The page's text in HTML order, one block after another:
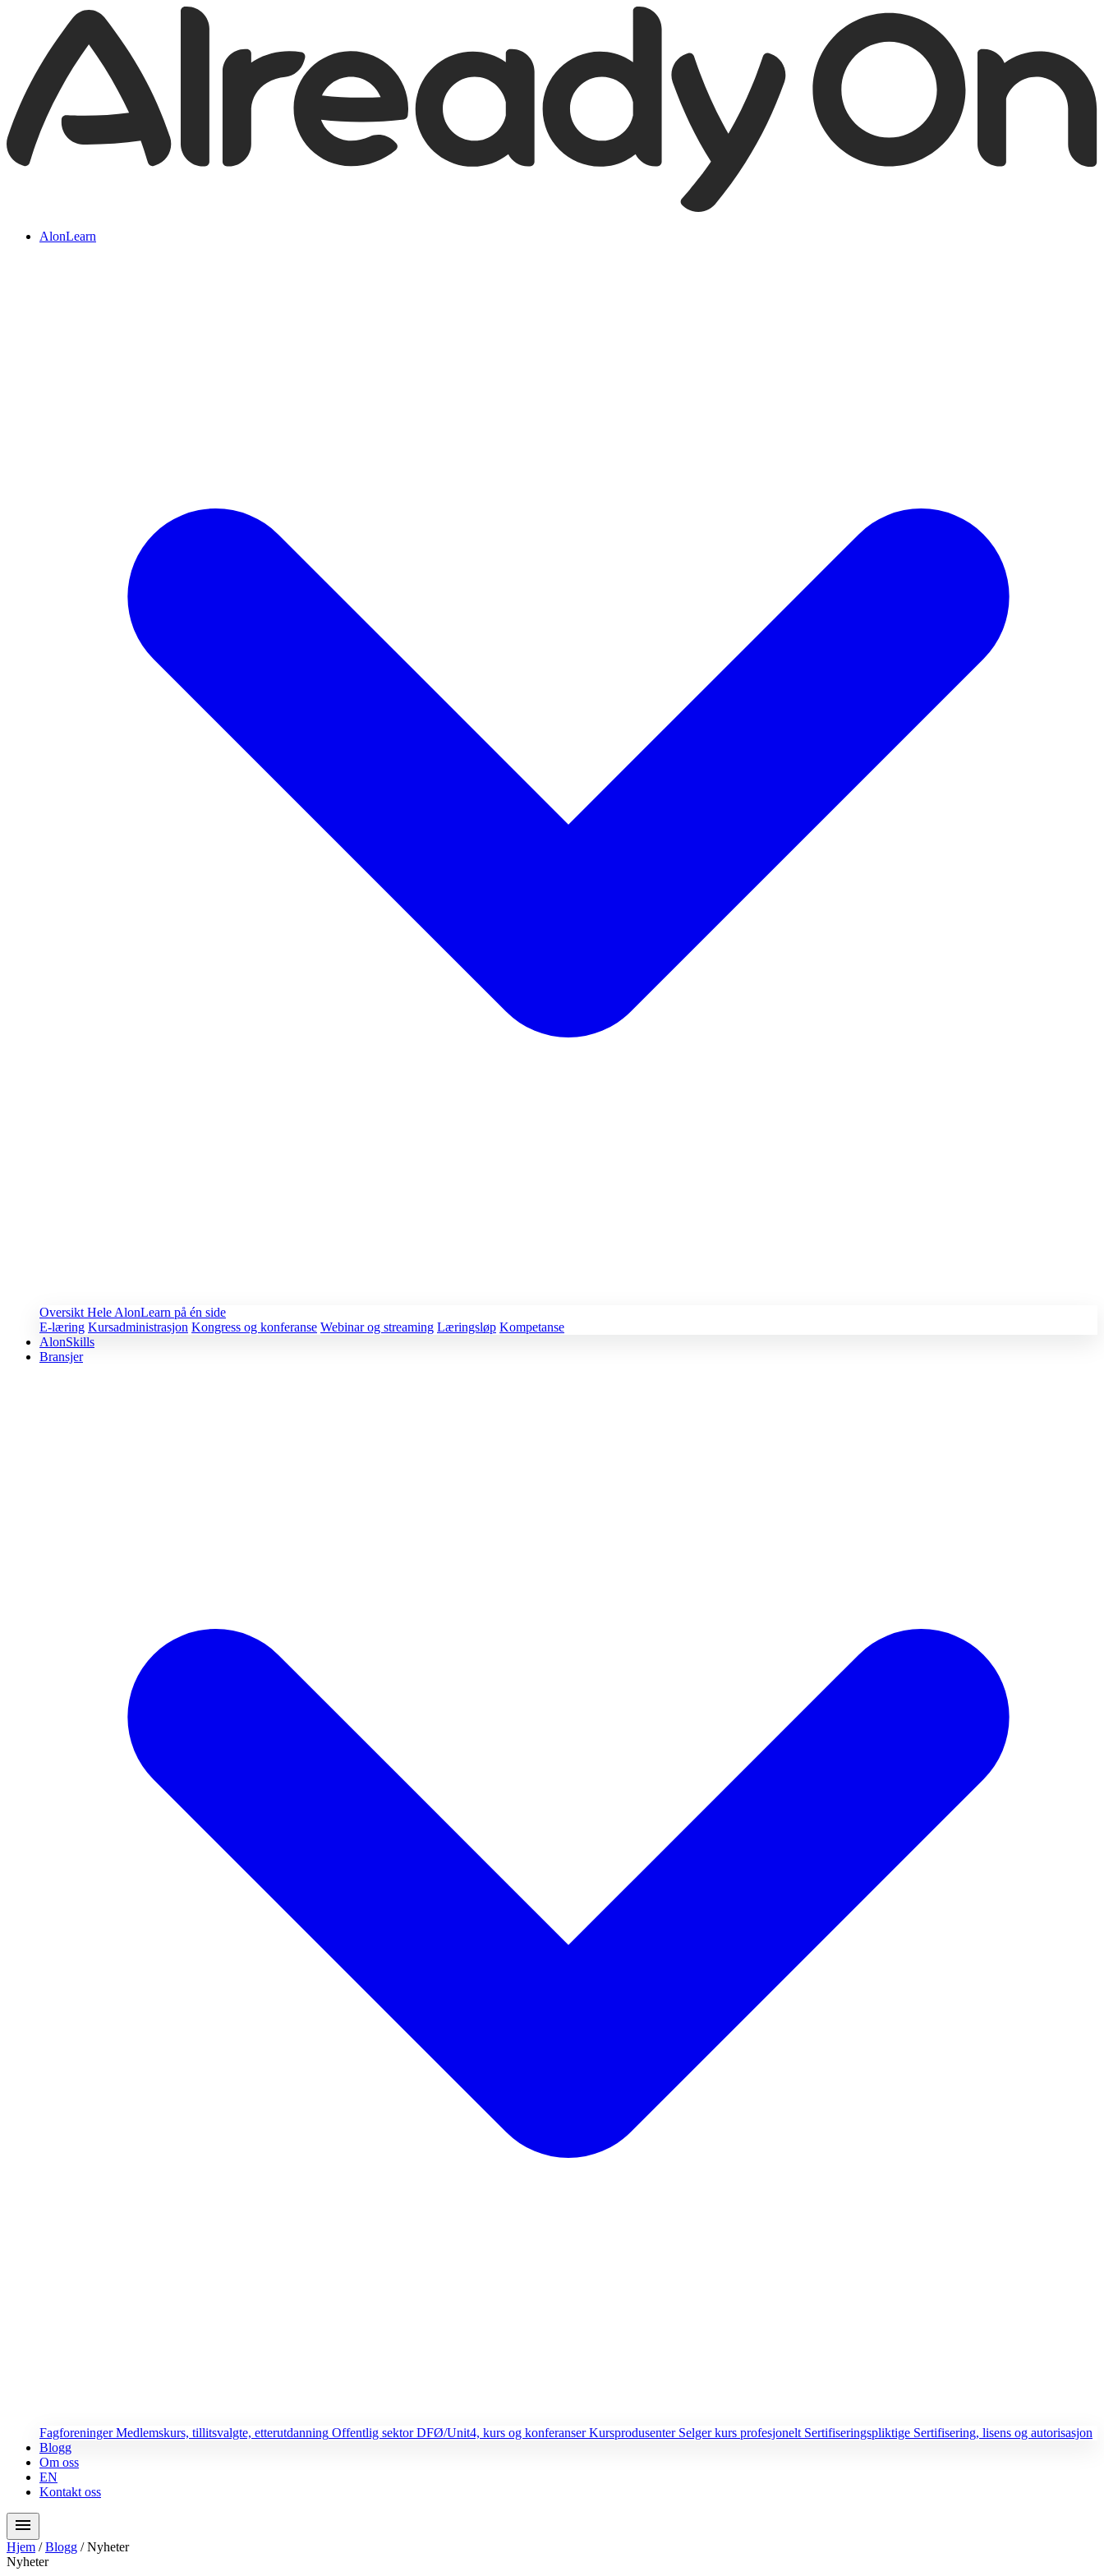
AlonLearn
Oversikt Hele AlonLearn på én side
E-læring Kursadministrasjon Kongress og konferanse Webinar og streaming Læringsløp Kompetanse
AlonSkills
Bransjer
FagforeningerMedlemskurs, tillitsvalgte, etterutdanning Offentlig sektorDFØ/Unit4, kurs og konferanser Kursprodusenter Selger kurs profesjonelt Sertifiseringspliktige Sertifisering, lisens og autorisasjon
Blogg
Om oss
EN
Kontakt oss
menu
Hjem / Blogg / Nyheter
Nyheter